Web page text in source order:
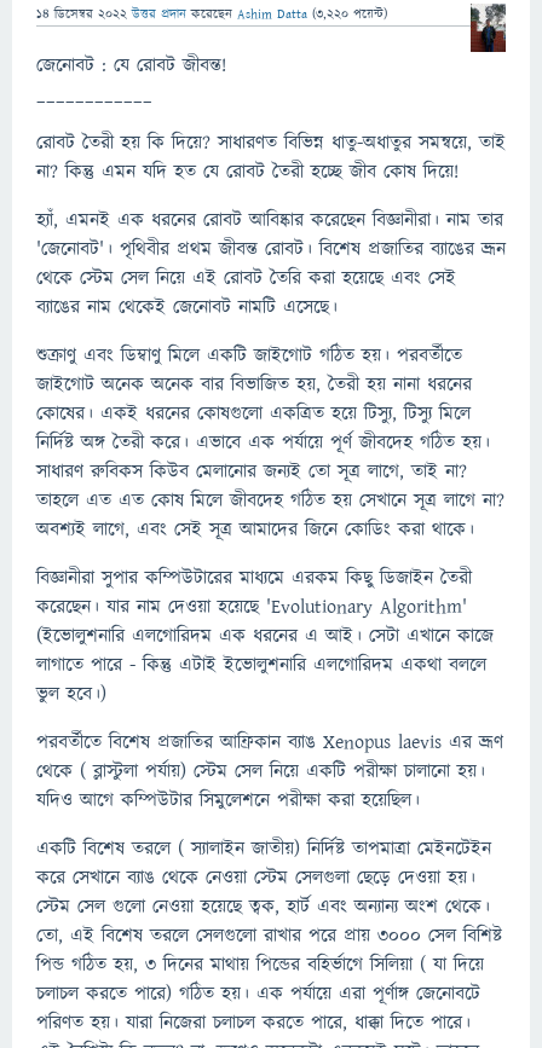
14 ডিসেম্বর 2022 উত্তর প্রদান করেছেন Ashim Datta (3,220 পয়েন্ট)
জেনোবট : যে রোবট জীবন্ত!
রোবট তৈরী হয় কি দিয়ে? সাধারণত বিভিন্ন ধাতু-অধাতুর সমন্বয়ে, তাই
না? কিন্তু এমন যদি হত যে রোবট তৈরী হচ্ছে জীব কোষ দিয়ে!
হ্যাঁ, এমনই এক ধরনের রোবট আবিষ্কার করেছেন বিজ্ঞানীরা। নাম তার
'জেনোবট'। পৃথিবীর প্রথম জীবন্ত রোবট। বিশেষ প্রজাতির ব্যাঙের ভ্রূন
থেকে স্টেম সেল নিয়ে এই রোবট তৈরি করা হয়েছে এবং সেই
ব্যাঙের নাম থেকেই জেনোবট নামটি এসেছে।
শুক্রাণু এবং ডিম্বাণু মিলে একটি জাইগোট গঠিত হয়। পরবর্তীতে
জাইগোট অনেক অনেক বার বিভাজিত হয়, তৈরী হয় নানা ধরনের
কোষের। একই ধরনের কোষগুলো একত্রিত হয়ে টিস্যু, টিস্যু মিলে
নির্দিষ্ট অঙ্গ তৈরী করে। এভাবে এক পর্যায়ে পূর্ণ জীবদেহ গঠিত হয়।
সাধারণ রুবিকস কিউব মেলানোর জন্যই তো সূত্র লাগে, তাই না?
তাহলে এত এত কোষ মিলে জীবদেহ গঠিত হয় সেখানে সূত্র লাগে না?
অবশ্যই লাগে, এবং সেই সূত্র আমাদের জিনে কোডিং করা থাকে।
বিজ্ঞানীরা সুপার কম্পিউটারের মাধ্যমে এরকম কিছু ডিজাইন তৈরী
করেছেন। যার নাম দেওয়া হয়েছে 'Evolutionary Algorithm'
(ইভোলুশনারি এলগোরিদম এক ধরনের এ আই। সেটা এখানে কাজে
লাগাতে পারে - কিন্তু এটাই ইভোলুশনারি এলগোরিদম একথা বললে
ভুল হবে।)
পরবর্তীতে বিশেষ প্রজাতির আফ্রিকান ব্যাঙ Xenopus laevis এর ভ্রূণ
থেকে ( ব্লাস্টুলা পর্যায়) স্টেম সেল নিয়ে একটি পরীক্ষা চালানো হয়।
যদিও আগে কম্পিউটার সিমুলেশনে পরীক্ষা করা হয়েছিল।
একটি বিশেষ তরলে ( স্যালাইন জাতীয়) নির্দিষ্ট তাপমাত্রা মেইনটেইন
করে সেখানে ব্যাঙ থেকে নেওয়া স্টেম সেলগুলা ছেড়ে দেওয়া হয়।
স্টেম সেল গুলো নেওয়া হয়েছে ত্বক, হার্ট এবং অন্যান্য অংশ থেকে।
তো, এই বিশেষ তরলে সেলগুলো রাখার পরে প্রায় ৩০০০ সেল বিশিষ্ট
পিন্ড গঠিত হয়, ৩ দিনের মাথায় পিন্ডের বহির্ভাগে সিলিয়া ( যা দিয়ে
চলাচল করতে পারে) গঠিত হয়। এক পর্যায়ে এরা পূর্ণাঙ্গ জেনোবটে
পরিণত হয়। যারা নিজেরা চলাচল করতে পারে, ধাক্কা দিতে পারে।